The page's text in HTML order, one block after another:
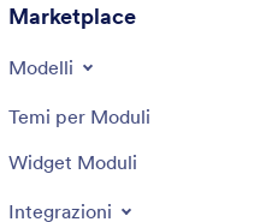
Marketplace
Modelli
Temi per Moduli
Widget Moduli
Integrazioni